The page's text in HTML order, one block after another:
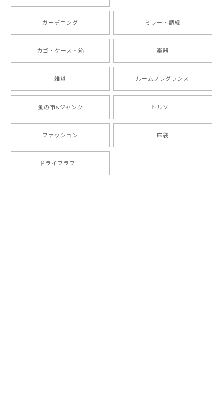
ガーデニング ミラー・額縁
カゴ・ケース・箱 楽器
雑貨 ルームフレグランス
蚤の市&ジャンク トルソー
ファッション 麻袋
ドライフラワー